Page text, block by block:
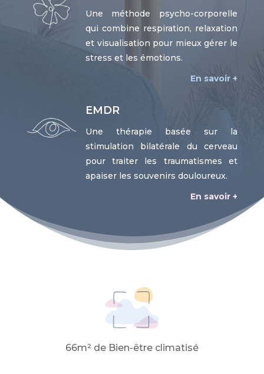
Une méthode psycho-corporelle
qui combine respiration, relaxation
et visualisation pour mieux gérer le
stress et les émotions.
En savoir +
EMDR
Une thérapie basée sur la
stimulation bilatérale du cerveau
pour traiter les traumatismes et
apaiser les souvenirs douloureux.
En savoir +
66m² de Bien-être climatisé